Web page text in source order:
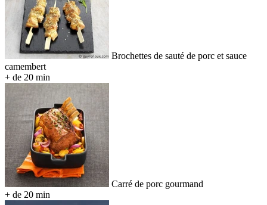
Brochettes de sauté de porc et sauce
camembert
+ de 20 min
Carré de porc gourmand
+ de 20 min